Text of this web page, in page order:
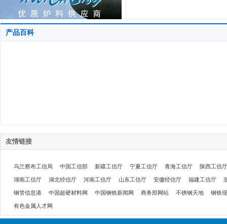
产品百科
友情链接
乌兰察布工信局 中国工信部 新疆工信厅 宁夏工信厅 青海工信厅 陕西工信厅
湖南工信厅 湖北经信厅 河南工信厅 山东工信厅 安徽经信厅 福建工信厅
钢管信息港 中国超硬材料网 中国钢铁新闻网 商务部网站 不锈钢天地 钢铁
有色金属人才网